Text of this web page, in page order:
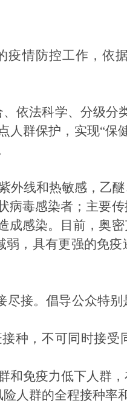
疫情防控工作，依
依法科学、分级分
群保护，实现“保
外线和热敏感，乙
病毒感染者；主要
成感染。目前，奥
，具有更强的免
尽接。倡导公众特
种，不可同时接
和免疫力低下人群
人群的全程接种率